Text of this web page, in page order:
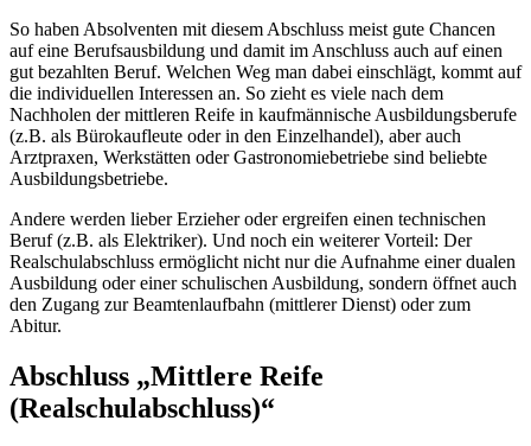
So haben Absolventen mit diesem Abschluss meist gute Chancen
auf eine Berufsausbildung und damit im Anschluss auch auf einen
gut bezahlten Beruf. Welchen Weg man dabei einschlägt, kommt auf
die individuellen Interessen an. So zieht es viele nach dem
Nachholen der mittleren Reife in kaufmännische Ausbildungsberufe
(z.B. als Bürokaufleute oder in den Einzelhandel), aber auch
Arztpraxen, Werkstätten oder Gastronomiebetriebe sind beliebte
Ausbildungsbetriebe.
Andere werden lieber Erzieher oder ergreifen einen technischen
Beruf (z.B. als Elektriker). Und noch ein weiterer Vorteil: Der
Realschulabschluss ermöglicht nicht nur die Aufnahme einer dualen
Ausbildung oder einer schulischen Ausbildung, sondern öffnet auch
den Zugang zur Beamtenlaufbahn (mittlerer Dienst) oder zum
Abitur.
Abschluss „Mittlere Reife
(Realschulabschluss)“